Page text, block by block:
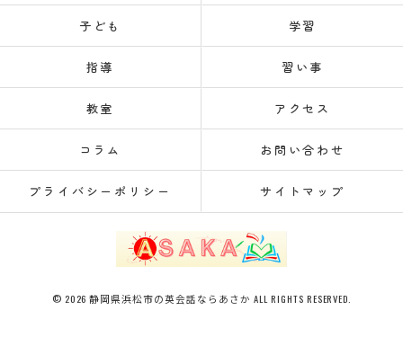
子ども 学習
指導 習い事
教室 アクセス
コラム お問い合わせ
プライバシーポリシー サイトマップ
© 2026 静岡県浜松市の英会話ならあさか ALL RIGHTS RESERVED.